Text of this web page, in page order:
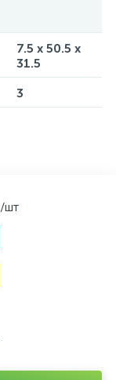
7.5 x 50.5 x
31.5
3
/шт